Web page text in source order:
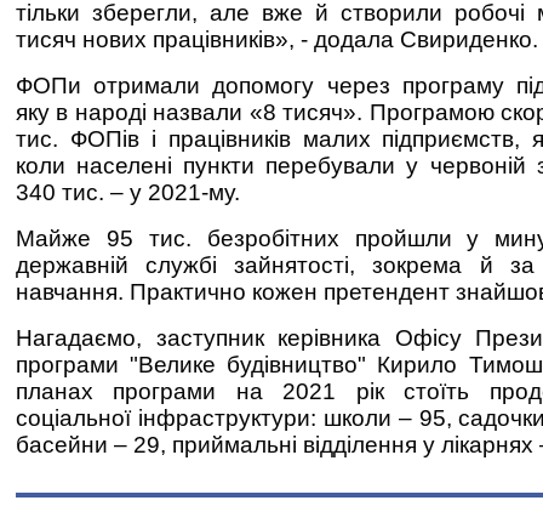
тільки зберегли, але вже й створили
тисяч нових працівників», - додала Свириденко.
ФОПи отримали допомогу через програму
яку в народі назвали «8 тисяч». Програмою
тис. ФОПів і працівників малих підприємств,
коли населені пункти перебували у червоній
340 тис. – у 2021-му.
Майже 95 тис. безробітних пройшли у
державній службі зайнятості, зокрема й
навчання. Практично кожен претендент
Нагадаємо, заступник керівника Офісу
програми "Велике будівництво" Кирило
планах програми на 2021 рік стоїть
соціальної інфраструктури: школи – 95,
басейни – 29, приймальні відділення у лікарнях